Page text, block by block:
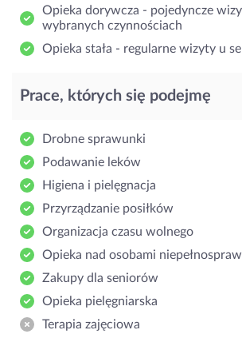
Opieka dorywcza - pojedyncze
wybranych czynnościach
Opieka stała - regularne wizyty u
Prace, których się podejmę
Drobne sprawunki
Podawanie leków
Higiena i pielęgnacja
Przyrządzanie posiłków
Organizacja czasu wolnego
Opieka nad osobami
Zakupy dla seniorów
Opieka pielęgniarska
Terapia zajęciowa